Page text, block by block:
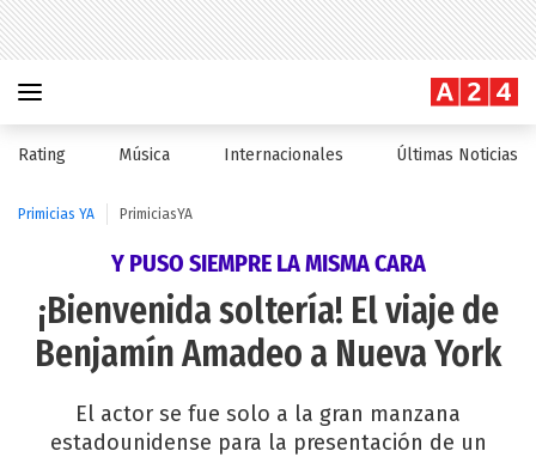
Rating Música Internacionales Últimas Noticias
Primicias YA PrimiciasYA
Y PUSO SIEMPRE LA MISMA CARA
¡Bienvenida soltería! El viaje de
Benjamín Amadeo a Nueva York
El actor se fue solo a la gran manzana
estadounidense para la presentación de un